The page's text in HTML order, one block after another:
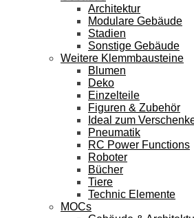
Architektur
Modulare Gebäude
Stadien
Sonstige Gebäude
Weitere Klemmbausteine
Blumen
Deko
Einzelteile
Figuren & Zubehör
Ideal zum
Pneumatik
RC Power Functions
Roboter
Bücher
Tiere
Technic Elemente
MOCs